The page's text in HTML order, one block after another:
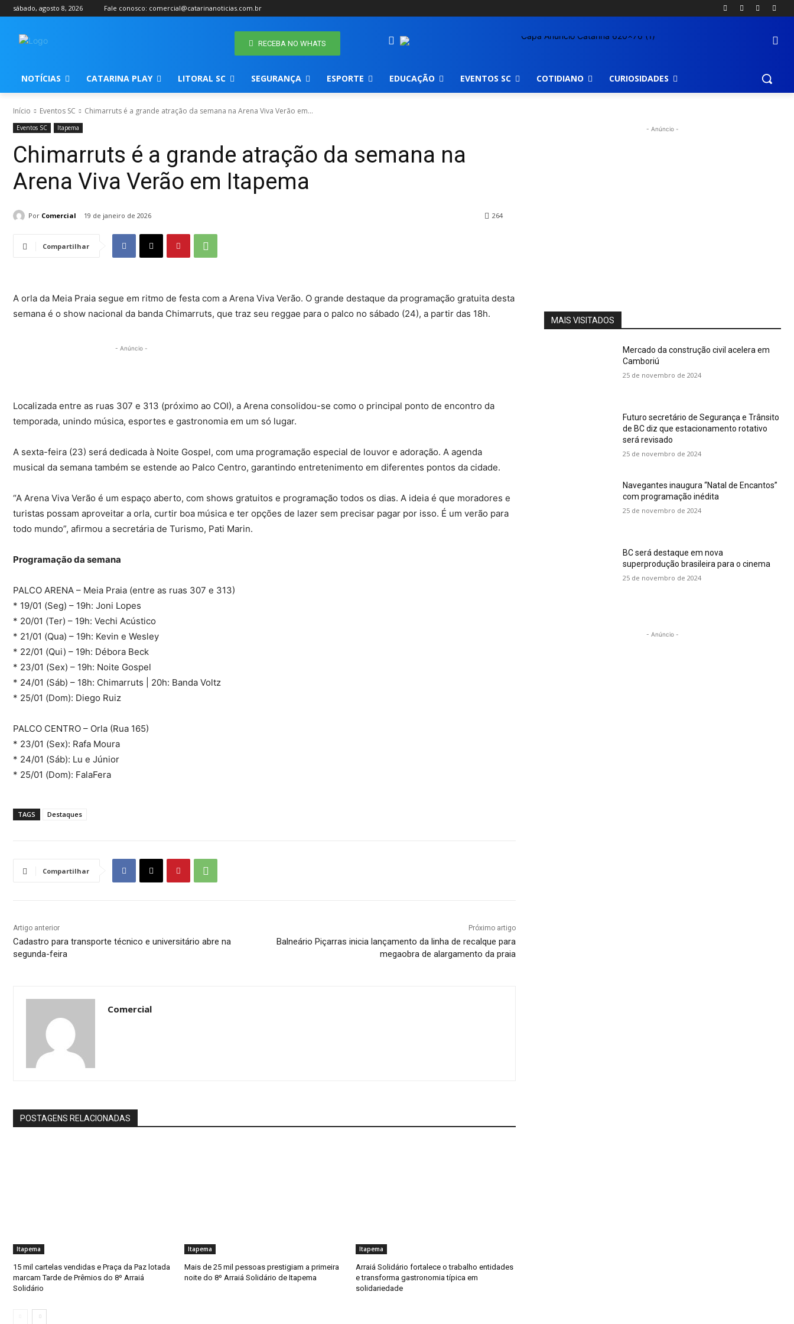
sábado, agosto 8, 2026 Fale conosco: comercial@catarinanoticias.com.br
RECEBA NO WHATS
NOTÍCIAS CATARINA PLAY LITORAL SC SEGURANÇA ESPORTE EDUCAÇÃO EVENTOS SC COTIDIANO CURIOSIDADES
Início Eventos SC Chimarruts é a grande atração da semana na Arena Viva Verão em...
Eventos SC Itapema
Chimarruts é a grande atração da semana na
Arena Viva Verão em Itapema
Por Comercial 19 de janeiro de 2026 264
Compartilhar
A orla da Meia Praia segue em ritmo de festa com a Arena Viva Verão. O grande destaque da programação gratuita desta
semana é o show nacional da banda Chimarruts, que traz seu reggae para o palco no sábado (24), a partir das 18h.
- Anúncio -
Localizada entre as ruas 307 e 313 (próximo ao COI), a Arena consolidou-se como o principal ponto de encontro da
temporada, unindo música, esportes e gastronomia em um só lugar.
A sexta-feira (23) será dedicada à Noite Gospel, com uma programação especial de louvor e adoração. A agenda
musical da semana também se estende ao Palco Centro, garantindo entretenimento em diferentes pontos da cidade.
“A Arena Viva Verão é um espaço aberto, com shows gratuitos e programação todos os dias. A ideia é que moradores e
turistas possam aproveitar a orla, curtir boa música e ter opções de lazer sem precisar pagar por isso. É um verão para
todo mundo”, afirmou a secretária de Turismo, Pati Marin.
Programação da semana
PALCO ARENA – Meia Praia (entre as ruas 307 e 313)
* 19/01 (Seg) – 19h: Joni Lopes
* 20/01 (Ter) – 19h: Vechi Acústico
* 21/01 (Qua) – 19h: Kevin e Wesley
* 22/01 (Qui) – 19h: Débora Beck
* 23/01 (Sex) – 19h: Noite Gospel
* 24/01 (Sáb) – 18h: Chimarruts | 20h: Banda Voltz
* 25/01 (Dom): Diego Ruiz
PALCO CENTRO – Orla (Rua 165)
* 23/01 (Sex): Rafa Moura
* 24/01 (Sáb): Lu e Júnior
* 25/01 (Dom): FalaFera
TAGS Destaques
Compartilhar
Artigo anterior
Cadastro para transporte técnico e universitário abre na
segunda-feira
Próximo artigo
Balneário Piçarras inicia lançamento da linha de recalque para
megaobra de alargamento da praia
Comercial
POSTAGENS RELACIONADAS
Itapema
15 mil cartelas vendidas e Praça da Paz lotada
marcam Tarde de Prêmios do 8º Arraiá
Solidário
Itapema
Mais de 25 mil pessoas prestigiam a primeira
noite do 8º Arraiá Solidário de Itapema
Itapema
Arraiá Solidário fortalece o trabalho entidades
e transforma gastronomia típica em
solidariedade
- Anúncio -
MAIS VISITADOS
Mercado da construção civil acelera em
Camboriú
25 de novembro de 2024
Futuro secretário de Segurança e Trânsito
de BC diz que estacionamento rotativo
será revisado
25 de novembro de 2024
Navegantes inaugura “Natal de Encantos”
com programação inédita
25 de novembro de 2024
BC será destaque em nova
superprodução brasileira para o cinema
25 de novembro de 2024
- Anúncio -